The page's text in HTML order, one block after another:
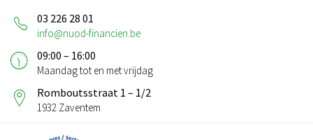
03 226 28 01
info@nuod-financien.be
09:00 – 16:00
Maandag tot en met vrijdag
Romboutsstraat 1 – 1/2
1932 Zaventem